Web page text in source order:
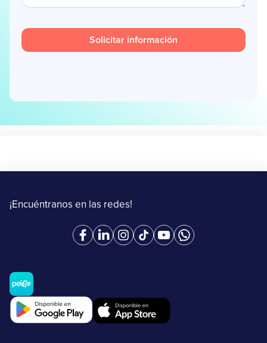
¡Encuéntranos en las redes!